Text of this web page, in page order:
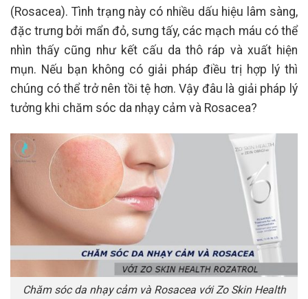
(Rosacea). Tình trạng này có nhiều dấu hiệu lâm sàng,
đặc trưng bởi mẩn đỏ, sưng tấy, các mạch máu có thể
nhìn thấy cũng như kết cấu da thô ráp và xuất hiện
mụn. Nếu bạn không có giải pháp điều trị hợp lý thì
chúng có thể trở nên tồi tệ hơn. Vậy đâu là giải pháp lý
tưởng khi chăm sóc da nhạy cảm và Rosacea?
Chăm sóc da nhạy cảm và Rosacea với Zo Skin Health